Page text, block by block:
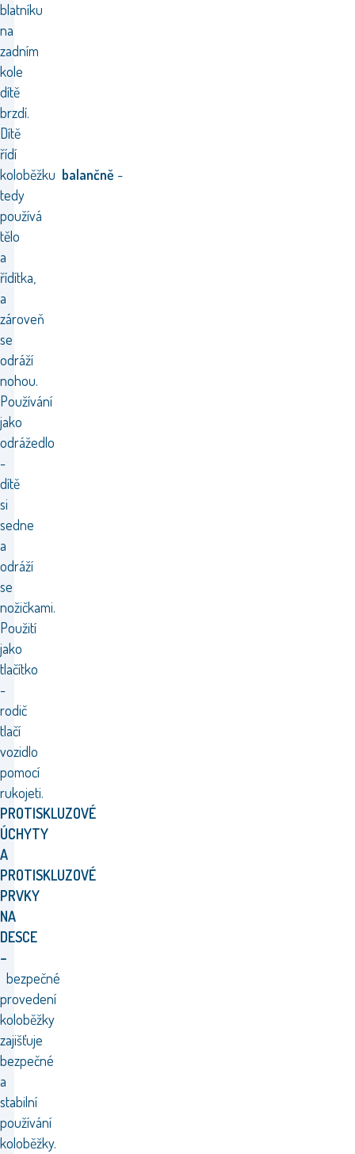
blatníku
na
zadním
kole
dítě
brzdí.
Dítě
řídí
koloběžku balančně -
tedy
používá
tělo
a
řídítka,
a
zároveň
se
odráží
nohou.
Používání
jako
odrážedlo
-
dítě
si
sedne
a
odráží
se
nožičkami.
Použití
jako
tlačítko
-
rodič
tlačí
vozidlo
pomocí
rukojeti.
PROTISKLUZOVÉ
ÚCHYTY
A
PROTISKLUZOVÉ
PRVKY
NA
DESCE
–
bezpečné
provedení
koloběžky
zajišťuje
bezpečné
a
stabilní
používání
koloběžky.